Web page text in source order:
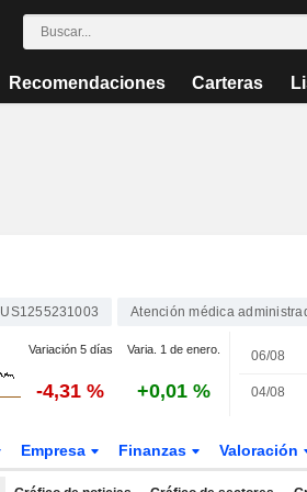
Recomendaciones Carteras
US1255231003 Atención médica
Variación 5 días Varia. 1 de enero.
-4,31 % +0,01 %
06/08
04/08
Empresa Finanzas Valoración